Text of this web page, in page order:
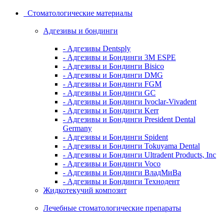
Стоматологические материалы
Адгезивы и бондинги
- Адгезивы Dentsply
- Адгезивы и Бондинги 3M ESPE
- Адгезивы и Бондинги Bisico
- Адгезивы и Бондинги DMG
- Адгезивы и Бондинги FGM
- Адгезивы и Бондинги GC
- Адгезивы и Бондинги Ivoclar-Vivadent
- Адгезивы и Бондинги Kerr
- Адгезивы и Бондинги President Dental
Germany
- Адгезивы и Бондинги Spident
- Адгезивы и Бондинги Tokuyama Dental
- Адгезивы и Бондинги Ultradent Products, Inc
- Адгезивы и Бондинги Voco
- Адгезивы и Бондинги ВладМиВа
- Адгезивы и Бондинги Технодент
Жидкотекучий композит
Лечебные стоматологические препараты